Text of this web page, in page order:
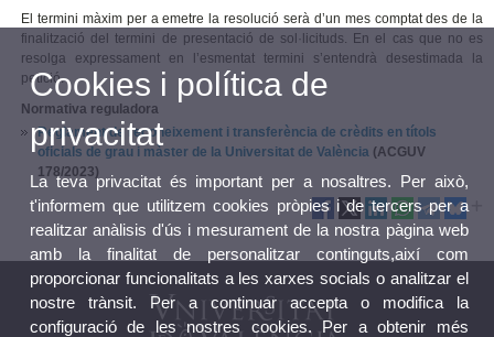
El termini màxim per a emetre la resolució serà d’un mes comptat des de la
finalització del termini de presentació de sol·licituds. En el cas que no es
resolga expressament en l’esmentat termini s’entendrà desestimada la
petició.
Normativa reguladora
Reglament de reconeixement i transferència de crèdits en títols
oficials de grau i màster de la Universitat de València (ACGUV
178/2023)
Cookies i política de
privacitat
La teva privacitat és important per a nosaltres. Per això,
t'informem que utilitzem cookies pròpies i de tercers per a
realitzar anàlisis d'ús i mesurament de la nostra pàgina web
amb la finalitat de personalitzar continguts,així com
proporcionar funcionalitats a les xarxes socials o analitzar el
nostre trànsit. Per a continuar accepta o modifica la
configuració de les nostres cookies. Per a obtenir més